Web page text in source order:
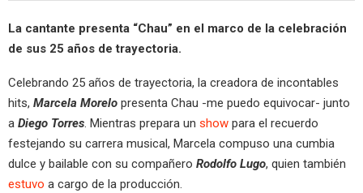
La cantante presenta “Chau” en el marco de la celebración
de sus 25 años de trayectoria.
Celebrando 25 años de trayectoria, la creadora de incontables
hits, Marcela Morelo presenta Chau -me puedo equivocar- junto
a Diego Torres. Mientras prepara un show para el recuerdo
festejando su carrera musical, Marcela compuso una cumbia
dulce y bailable con su compañero Rodolfo Lugo, quien también
estuvo a cargo de la producción.